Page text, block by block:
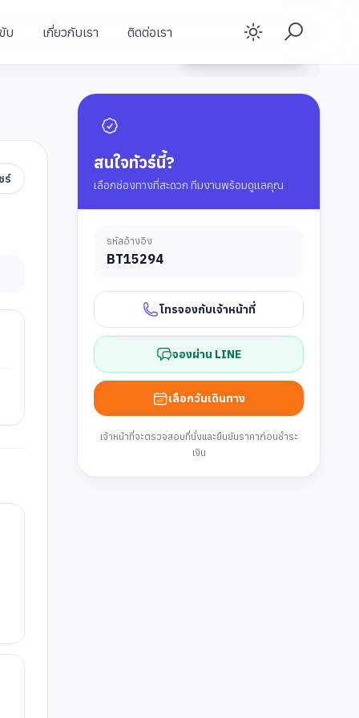
บ เกี่ยวกับเรา ติดต่อเรา Enable
ร์
สนใจทัวร์นี้?
เลือกช่องทางที่สะดวก ทีมงานพร้อมดูแลคุณ
รหัสอ้างอิง
BT15294
โทรจองกับเจ้าหน้าที่
จองผ่าน LINE
เลือกวันเดินทาง
เจ้าหน้าที่จะตรวจสอบที่นั่งและยืนยันราคาก่อนชำระ
เงิน